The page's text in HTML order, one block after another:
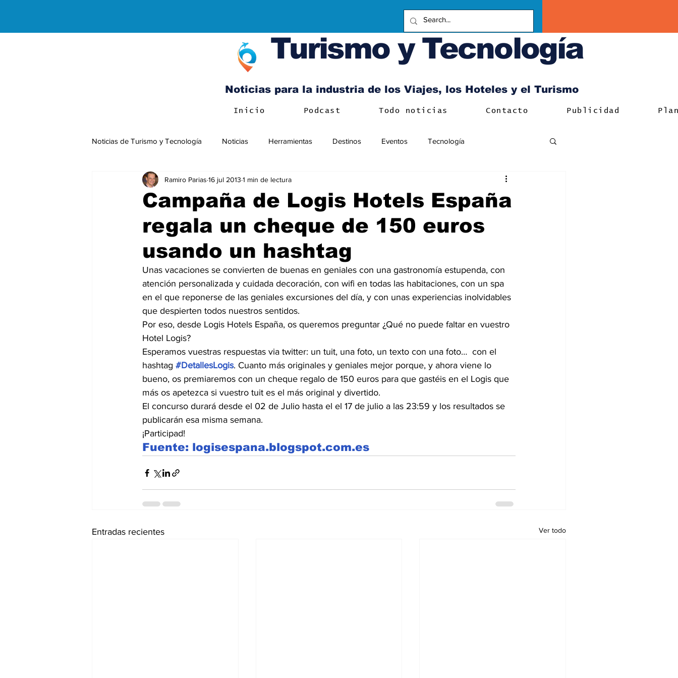
Turismo y Tecnología
Noticias para la industria de los Viajes, los Hoteles y el Turismo
Inicio Podcast Todo noticias Contacto Publicidad
Noticias de Turismo y Tecnología Noticias Herramientas Destinos Eventos Tecnología
Negocios Internacionales
Campaña de Logis Hotels España
regala un cheque de 150 euros
usando un hashtag
Ramiro Parias 16 jul 2013 1 min de lectura
Unas vacaciones se convierten de buenas en geniales con una gastronomía estupenda, con
atención personalizada y cuidada decoración, con wifi en todas las habitaciones, con un spa
en el que reponerse de las geniales excursiones del día, y con unas experiencias inolvidables
que despierten todos nuestros sentidos.
Por eso, desde Logis Hotels España, os queremos preguntar ¿Qué no puede faltar en vuestro
Hotel Logis?
Esperamos vuestras respuestas via twitter: un tuit, una foto, un texto con una foto…  con el
hashtag #DetallesLogis. Cuanto más originales y geniales mejor porque, y ahora viene lo
bueno, os premiaremos con un cheque regalo de 150 euros para que gastéis en el Logis que
más os apetezca si vuestro tuit es el más original y divertido.
El concurso durará desde el 02 de Julio hasta el el 17 de julio a las 23:59 y los resultados se
publicarán esa misma semana.
¡Participad!
Fuente: logisespana.blogspot.com.es
Entradas recientes Ver todo